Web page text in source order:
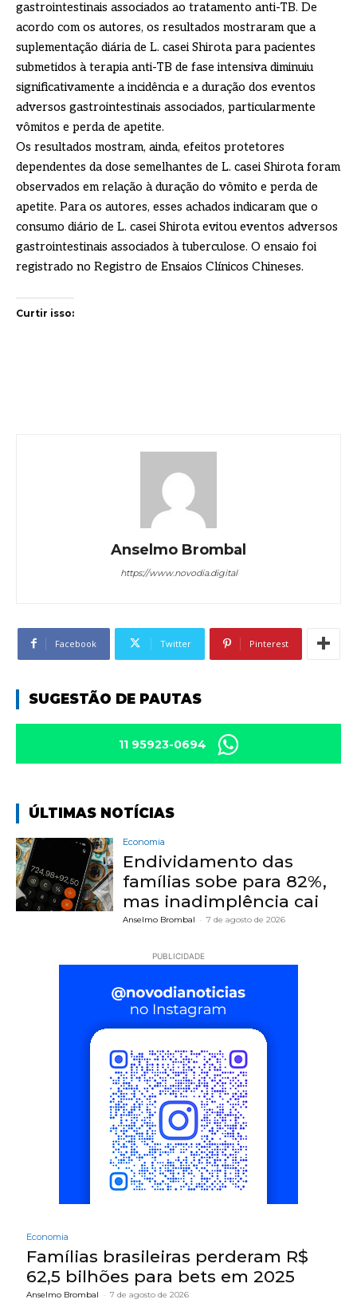
gastrointestinais associados ao tratamento anti-TB. De
acordo com os autores, os resultados mostraram que a
suplementação diária de L. casei Shirota para pacientes
submetidos à terapia anti-TB de fase intensiva diminuiu
significativamente a incidência e a duração dos eventos
adversos gastrointestinais associados, particularmente
vômitos e perda de apetite.
Os resultados mostram, ainda, efeitos protetores
dependentes da dose semelhantes de L. casei Shirota foram
observados em relação à duração do vômito e perda de
apetite. Para os autores, esses achados indicaram que o
consumo diário de L. casei Shirota evitou eventos adversos
gastrointestinais associados à tuberculose. O ensaio foi
registrado no Registro de Ensaios Clínicos Chineses.
Curtir isso:
Anselmo Brombal
https://www.novodia.digital
Facebook Twitter Pinterest
SUGESTÃO DE PAUTAS
11 95923-0694
ÚLTIMAS NOTÍCIAS
Economia
Endividamento das
famílias sobe para 82%,
mas inadimplência cai
Anselmo Brombal - 7 de agosto de 2026
PUBLICIDADE
Economia
Famílias brasileiras perderam R$
62,5 bilhões para bets em 2025
Anselmo Brombal - 7 de agosto de 2026